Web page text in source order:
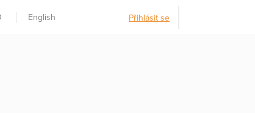
English Přihlásit se